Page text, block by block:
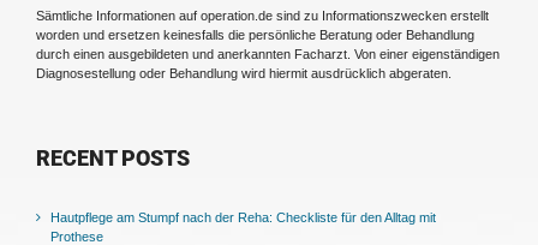
Sämtliche Informationen auf operation.de sind zu Informationszwecken erstellt
worden und ersetzen keinesfalls die persönliche Beratung oder Behandlung
durch einen ausgebildeten und anerkannten Facharzt. Von einer eigenständigen
Diagnosestellung oder Behandlung wird hiermit ausdrücklich abgeraten.
RECENT POSTS
Hautpflege am Stumpf nach der Reha: Checkliste für den Alltag mit
Prothese